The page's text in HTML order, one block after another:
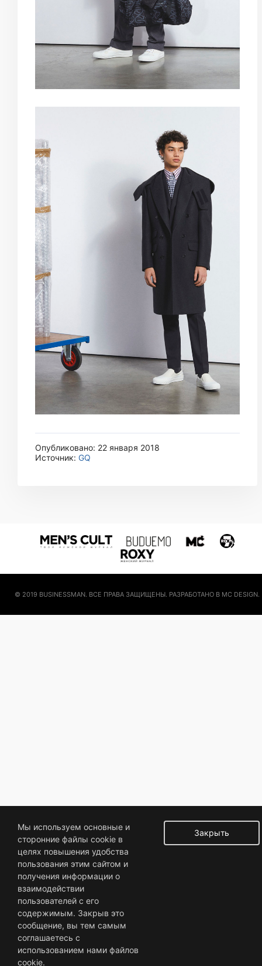
Опубликовано: 22 января 2018
Источник: GQ
© 2019 BUSINESSMAN. ВСЕ ПРАВА ЗАЩИЩЕНЫ. РАЗРАБОТАНО В MC DESIGN.
Закрыть
Мы используем основные и
сторонние файлы cookie в
целях повышения удобства
пользования этим сайтом и
получения информации о
взаимодействии
пользователей с его
содержимым. Закрыв это
сообщение, вы тем самым
соглашаетесь с
использованием нами файлов
cookie.